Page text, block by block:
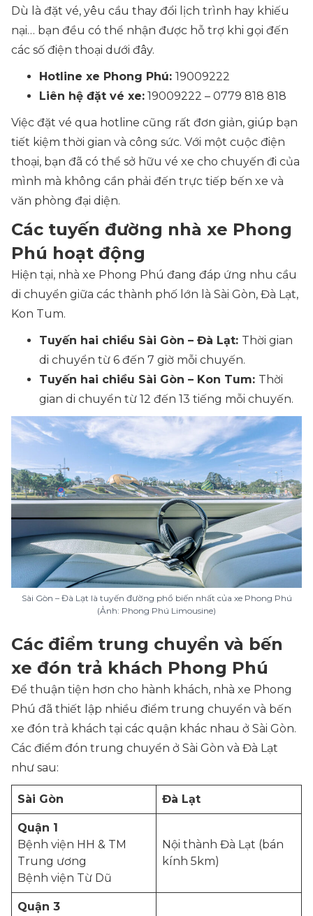
Dù là đặt vé, yêu cầu thay đổi lịch trình hay khiếu
nại… bạn đều có thể nhận được hỗ trợ khi gọi đến
các số điện thoại dưới đây.
Hotline xe Phong Phú: 19009222
Liên hệ đặt vé xe: 19009222 – 0779 818 818
Việc đặt vé qua hotline cũng rất đơn giản, giúp bạn
tiết kiệm thời gian và công sức. Với một cuộc điện
thoại, bạn đã có thể sở hữu vé xe cho chuyến đi của
mình mà không cần phải đến trực tiếp bến xe và
văn phòng đại diện.
Các tuyến đường nhà xe Phong
Phú hoạt động
Hiện tại, nhà xe Phong Phú đang đáp ứng nhu cầu
di chuyển giữa các thành phố lớn là Sài Gòn, Đà Lạt,
Kon Tum.
Tuyến hai chiều Sài Gòn – Đà Lạt: Thời gian
di chuyển từ 6 đến 7 giờ mỗi chuyến.
Tuyến hai chiều Sài Gòn – Kon Tum: Thời
gian di chuyển từ 12 đến 13 tiếng mỗi chuyến.
Sài Gòn – Đà Lạt là tuyến đường phổ biến nhất của xe Phong Phú
(Ảnh: Phong Phú Limousine)
Các điểm trung chuyển và bến
xe đón trả khách Phong Phú
Để thuận tiện hơn cho hành khách, nhà xe Phong
Phú đã thiết lập nhiều điểm trung chuyển và bến
xe đón trả khách tại các quận khác nhau ở Sài Gòn.
Các điểm đón trung chuyển ở Sài Gòn và Đà Lạt
như sau:
Sài Gòn Đà Lạt
Quận 1
Bệnh viện HH & TM
Trung ương
Bệnh viện Từ Dũ
Nội thành Đà Lạt (bán
kính 5km)
Quận 3